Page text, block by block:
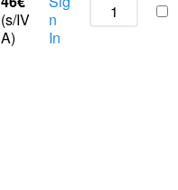
(s/IV
A)
n
In